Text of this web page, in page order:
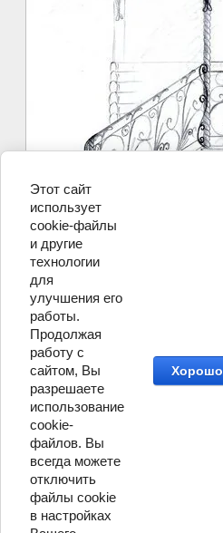
© Кузнечного Дома ПРАВША
Этот сайт
использует
cookie-файлы
и другие
технологии
для
улучшения его
работы.
Продолжая
работу с
сайтом, Вы
разрешаете
использование
cookie-
файлов. Вы
всегда можете
отключить
файлы cookie
в настройках
Хорошо